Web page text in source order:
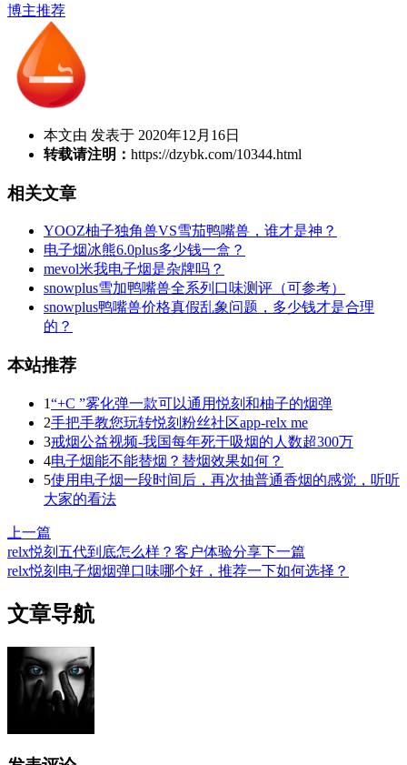
博主推荐
本文由 发表于 2020年12月16日
转载请注明： https://dzybk.com/10344.html
相关文章
YOOZ柚子独角兽VS雪茄鸭嘴兽，谁才是神？
电子烟冰熊6.0plus多少钱一盒？
mevol米我电子烟是杂牌吗？
snowplus雪加鸭嘴兽全系列口味测评（可参考）
snowplus鸭嘴兽价格真假乱象问题，多少钱才是合理
的？
本站推荐
1“+C ”雾化弹一款可以通用悦刻和柚子的烟弹
2手把手教您玩转悦刻粉丝社区app-relx me
3戒烟公益视频-我国每年死于吸烟的人数超300万
4电子烟能不能替烟？替烟效果如何？
5使用电子烟一段时间后，再次抽普通香烟的感觉，听听
大家的看法
上一篇
relx悦刻五代到底怎么样？客户体验分享下一篇
relx悦刻电子烟烟弹口味哪个好，推荐一下如何选择？
文章导航